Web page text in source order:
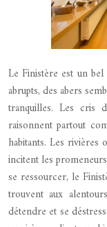
Le Finistère est un
abrupts, des abers
tranquilles. Les cris
raisonnent partout
habitants. Les rivières
incitent les
se ressourcer, le
trouvent aux
détendre et se